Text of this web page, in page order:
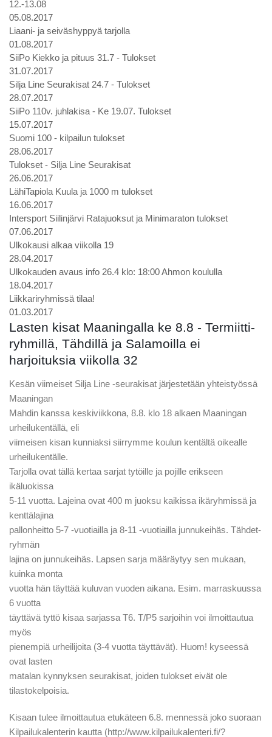
12.-13.08
05.08.2017
Liaani- ja seiväshyppyä tarjolla
01.08.2017
SiiPo Kiekko ja pituus 31.7 - Tulokset
31.07.2017
Silja Line Seurakisat 24.7 - Tulokset
28.07.2017
SiiPo 110v. juhlakisa - Ke 19.07. Tulokset
15.07.2017
Suomi 100 - kilpailun tulokset
28.06.2017
Tulokset - Silja Line Seurakisat
26.06.2017
LähiTapiola Kuula ja 1000 m tulokset
16.06.2017
Intersport Siilinjärvi Ratajuoksut ja Minimaraton tulokset
07.06.2017
Ulkokausi alkaa viikolla 19
28.04.2017
Ulkokauden avaus info 26.4 klo: 18:00 Ahmon koululla
18.04.2017
Liikkariryhmissä tilaa!
01.03.2017
Lasten kisat Maaningalla ke 8.8 - Termiitti-
ryhmillä, Tähdillä ja Salamoilla ei
harjoituksia viikolla 32
Kesän viimeiset Silja Line -seurakisat järjestetään yhteistyössä
Maaningan
Mahdin kanssa keskiviikkona, 8.8. klo 18 alkaen Maaningan
urheilukentällä, eli
viimeisen kisan kunniaksi siirrymme koulun kentältä oikealle
urheilukentälle.
Tarjolla ovat tällä kertaa sarjat tytöille ja pojille erikseen
ikäluokissa
5-11 vuotta. Lajeina ovat 400 m juoksu kaikissa ikäryhmissä ja
kenttälajina
pallonheitto 5-7 -vuotiailla ja 8-11 -vuotiailla junnukeihäs. Tähdet-
ryhmän
lajina on junnukeihäs. Lapsen sarja määräytyy sen mukaan,
kuinka monta
vuotta hän täyttää kuluvan vuoden aikana. Esim. marraskuussa
6 vuotta
täyttävä tyttö kisaa sarjassa T6. T/P5 sarjoihin voi ilmoittautua
myös
pienempiä urheilijoita (3-4 vuotta täyttävät). Huom! kyseessä
ovat lasten
matalan kynnyksen seurakisat, joiden tulokset eivät ole
tilastokelpoisia.
Kisaan tulee ilmoittautua etukäteen 6.8. mennessä joko suoraan
Kilpailukalenterin kautta (http://www.kilpailukalenteri.fi/?